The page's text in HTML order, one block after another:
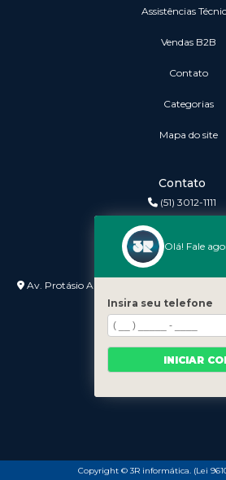
Assistências
vendas B2B
Contato
Categorias
Mapa do site
Contato
(51) 3012-1111
Endereço
Av. Protásio Alves nº 3240 Lojas 7 e 8 -
- 90410-007
Copyright © 3R informática. (Lei
Olá! Fale
Insira seu telefone
INICIAR